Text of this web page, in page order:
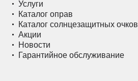
Услуги
Каталог оправ
Каталог солнцезащитных очков
Акции
Новости
Гарантийное обслуживание